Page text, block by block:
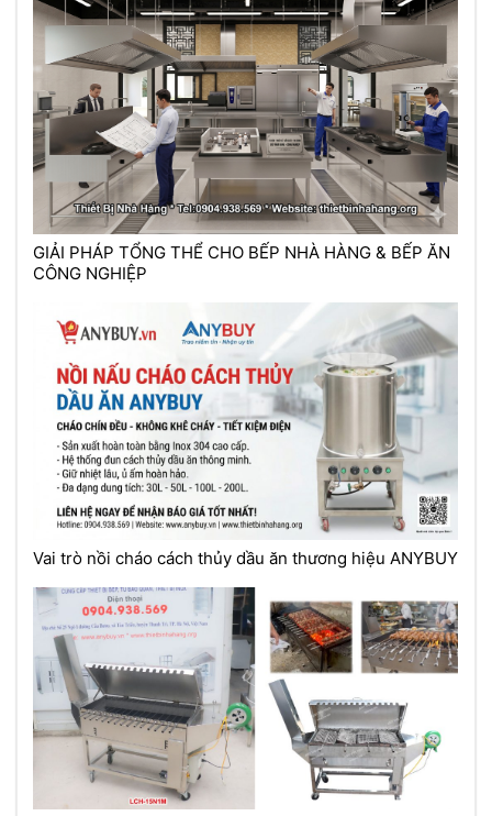
GIẢI PHÁP TỔNG THỂ CHO BẾP NHÀ HÀNG & BẾP ĂN
CÔNG NGHIỆP
Vai trò nồi cháo cách thủy dầu ăn thương hiệu ANYBUY